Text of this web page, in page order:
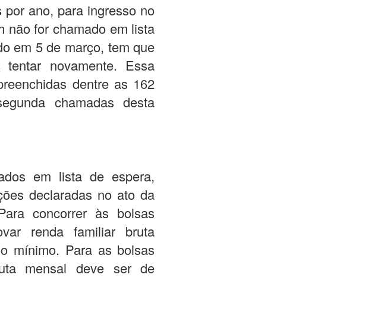
ano, para ingresso no
não for chamado em lista
em 5 de março, tem que
novamente. Essa
dentre as 162
chamadas desta
em lista de espera,
declaradas no ato da
concorrer às bolsas
renda familiar bruta
mínimo. Para as bolsas
mensal deve ser de